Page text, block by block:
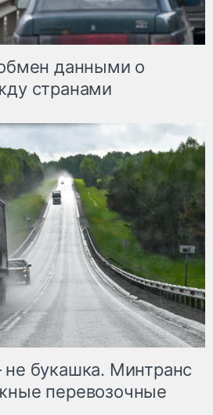
данными о
странами
букашка. Минтранс
перевозочные